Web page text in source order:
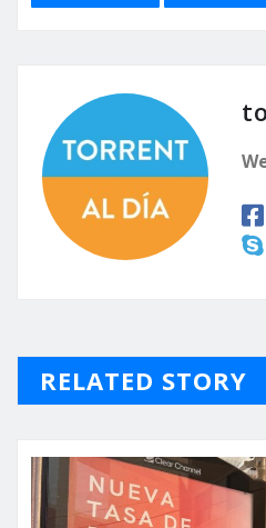
RELATED STORY